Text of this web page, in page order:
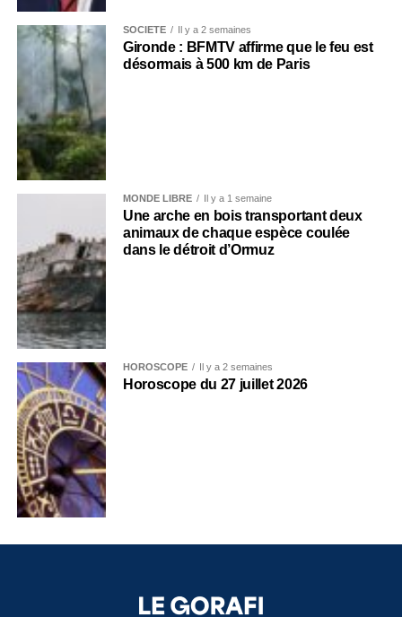
SOCIÉTÉ Il y a 2 semaines
Gironde : BFMTV affirme que le feu est
désormais à 500 km de Paris
MONDE LIBRE Il y a 1 semaine
Une arche en bois transportant deux
animaux de chaque espèce coulée
dans le détroit d’Ormuz
HOROSCOPE Il y a 2 semaines
Horoscope du 27 juillet 2026